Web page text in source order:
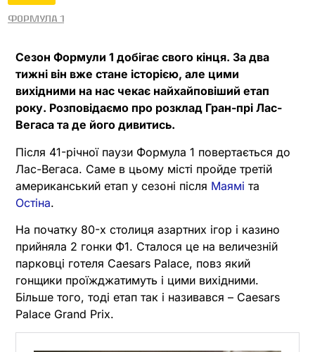
Формула 1
Сезон Формули 1 добігає свого кінця. За два
тижні він вже стане історією, але цими
вихідними на нас чекає найхайповіший етап
року. Розповідаємо про розклад Гран-прі Лас-
Вегаса та де його дивитись.
Після 41-річної паузи Формула 1 повертається до
Лас-Вегаса. Саме в цьому місті пройде третій
американський етап у сезоні після Маямі та
Остіна.
На початку 80-х столиця азартних ігор і казино
прийняла 2 гонки Ф1. Сталося це на величезній
парковці готеля Caesars Palace, повз який
гонщики проїжджатимуть і цими вихідними.
Більше того, тоді етап так і називався – Caesars
Palace Grand Prix.